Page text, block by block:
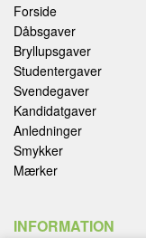
Forside
Dåbsgaver
Bryllupsgaver
Studentergaver
Svendegaver
Kandidatgaver
Anledninger
Smykker
Mærker
INFORMATION